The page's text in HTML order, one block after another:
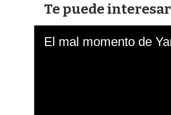
Te puede interesar